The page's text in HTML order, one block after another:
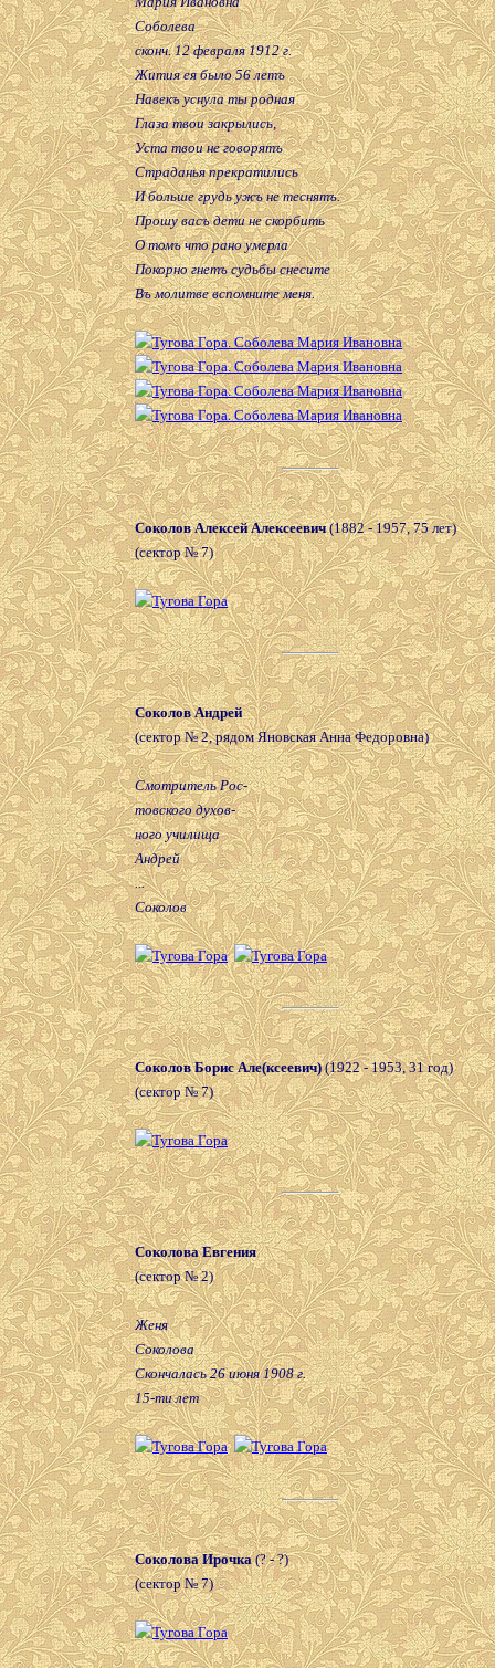
Соболева
сконч. 12 февраля 1912 г.
Жития ея было 56 летъ
Навекъ уснула ты родная
Глаза твои закрылись,
Уста твои не говорятъ
Страданья прекратились
И больше грудь ужъ не теснятъ.
Прошу васъ дети не скорбить
О томъ что рано умерла
Покорно гнетъ судьбы снесите
Въ молитве вспомните меня.
Соколов Алексей Алексеевич(1882 - 1957, 75 лет)
(сектор № 7)
Соколов Андрей
(сектор № 2, рядом Яновская Анна Федоровна)
Смотритель Рос-
товского духов-
ного училища
Андрей
...
Соколов
Соколов Борис Але(ксеевич)(1922 - 1953, 31 год)
(сектор № 7)
Соколова Евгения
(сектор № 2)
Женя
Соколова
Скончалась 26 июня 1908 г.
15-ти лет
Соколова Ирочка(? - ?)
(сектор № 7)